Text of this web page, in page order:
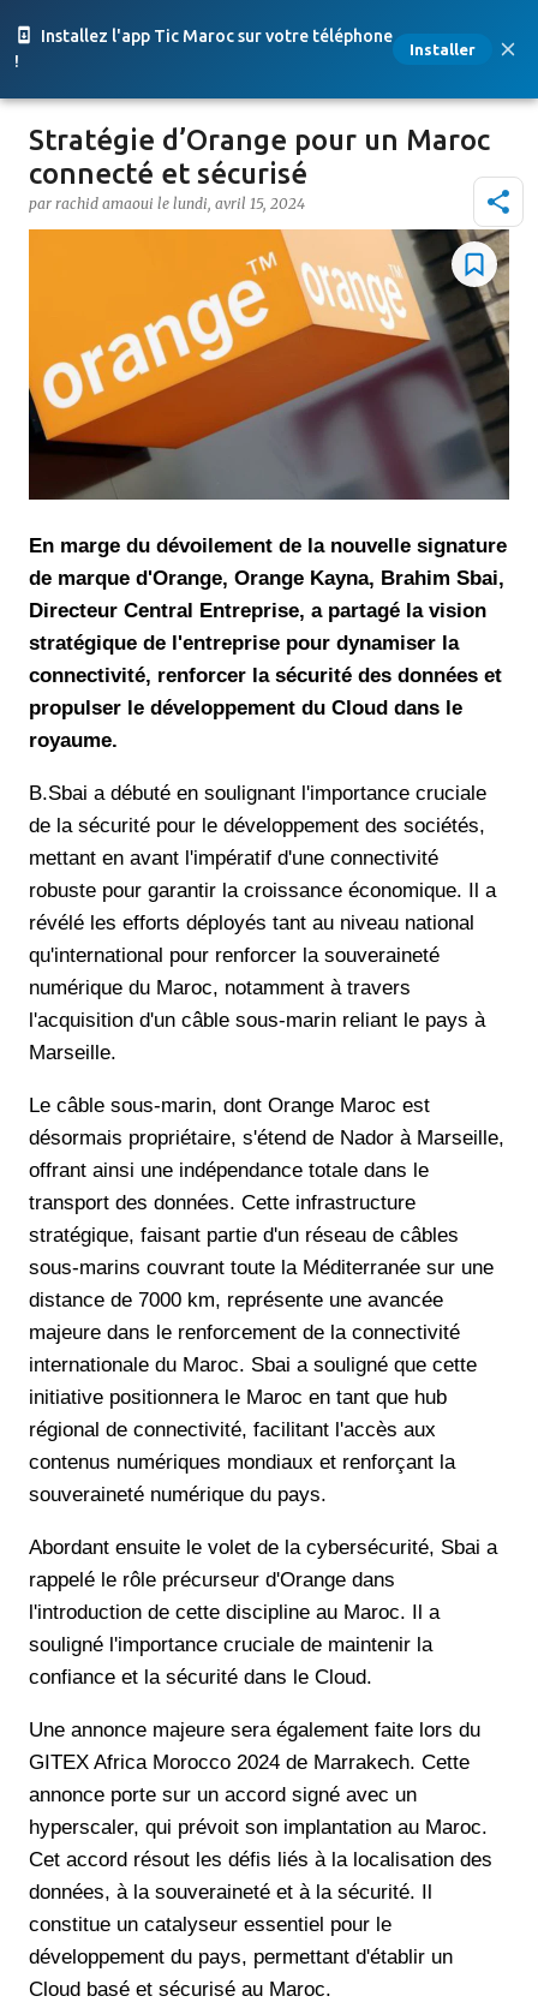
Installez l'app Tic Maroc sur votre téléphone
!
Installer
Accéder au contenu principal
Stratégie d’Orange pour un Maroc
connecté et sécurisé
par rachid amaoui le lundi, avril 15, 2024
En marge du dévoilement de la nouvelle signature
de marque d'Orange, Orange Kayna, Brahim Sbai,
Directeur Central Entreprise, a partagé la vision
stratégique de l'entreprise pour dynamiser la
connectivité, renforcer la sécurité des données et
propulser le développement du Cloud dans le
royaume.
B.Sbai a débuté en soulignant l'importance cruciale
de la sécurité pour le développement des sociétés,
mettant en avant l'impératif d'une connectivité
robuste pour garantir la croissance économique. Il a
révélé les efforts déployés tant au niveau national
qu'international pour renforcer la souveraineté
numérique du Maroc, notamment à travers
l'acquisition d'un câble sous-marin reliant le pays à
Marseille.
Le câble sous-marin, dont Orange Maroc est
désormais propriétaire, s'étend de Nador à Marseille,
offrant ainsi une indépendance totale dans le
transport des données. Cette infrastructure
stratégique, faisant partie d'un réseau de câbles
sous-marins couvrant toute la Méditerranée sur une
distance de 7000 km, représente une avancée
majeure dans le renforcement de la connectivité
internationale du Maroc. Sbai a souligné que cette
initiative positionnera le Maroc en tant que hub
régional de connectivité, facilitant l'accès aux
contenus numériques mondiaux et renforçant la
souveraineté numérique du pays.
Abordant ensuite le volet de la cybersécurité, Sbai a
rappelé le rôle précurseur d'Orange dans
l'introduction de cette discipline au Maroc. Il a
souligné l'importance cruciale de maintenir la
confiance et la sécurité dans le Cloud.
Une annonce majeure sera également faite lors du
GITEX Africa Morocco 2024 de Marrakech. Cette
annonce porte sur un accord signé avec un
hyperscaler, qui prévoit son implantation au Maroc.
Cet accord résout les défis liés à la localisation des
données, à la souveraineté et à la sécurité. Il
constitue un catalyseur essentiel pour le
développement du pays, permettant d'établir un
Cloud basé et sécurisé au Maroc.